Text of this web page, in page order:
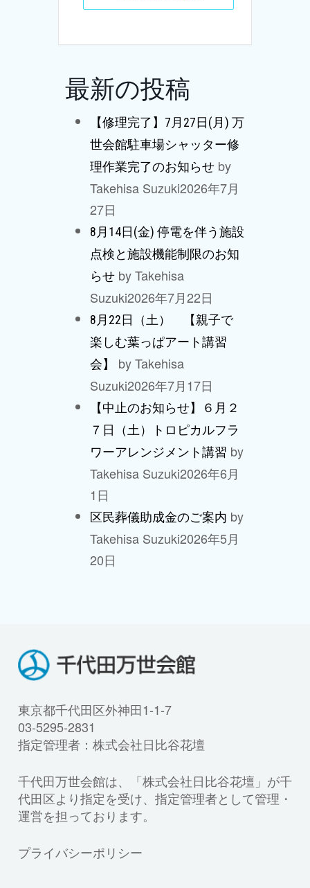
最新の投稿
【修理完了】7月27日(月) 万
世会館駐車場シャッター修
理作業完了のお知らせ by
Takehisa Suzuki2026年7月
27日
8月14日(金) 停電を伴う施設
点検と施設機能制限のお知
らせ by Takehisa
Suzuki2026年7月22日
8月22日（土） 【親子で
楽しむ葉っぱアート講習
会】
by Takehisa
Suzuki2026年7月17日
【中止のお知らせ】６月２
７日（土）トロピカルフラ
ワーアレンジメント講習 by
Takehisa Suzuki2026年6月
1日
区民葬儀助成金のご案内 by
Takehisa Suzuki2026年5月
20日
東京都千代田区外神田1-1-7
03-5295-2831
指定管理者：株式会社日比谷花壇
千代田万世会館は、「株式会社日比谷花壇」が千
代田区より指定を受け、指定管理者として管理・
運営を担っております。
プライバシーポリシー